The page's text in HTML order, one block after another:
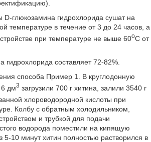
глюкозамина гидрохлорида сушат на
температуре в течение от 3 до 24 часов, а
при температуре не выше 60oC от
гидрохлорида составляет 72-82%.
способа Пример 1. В круглодонную
6 дм3 загрузили 700 г хитина, залили 3540 г
хлороводородной кислоты при
Колбу с обратным холодильником,
и трубкой для подачи
водорода поместили на кипящую
10 минут хитин полностью растворился в